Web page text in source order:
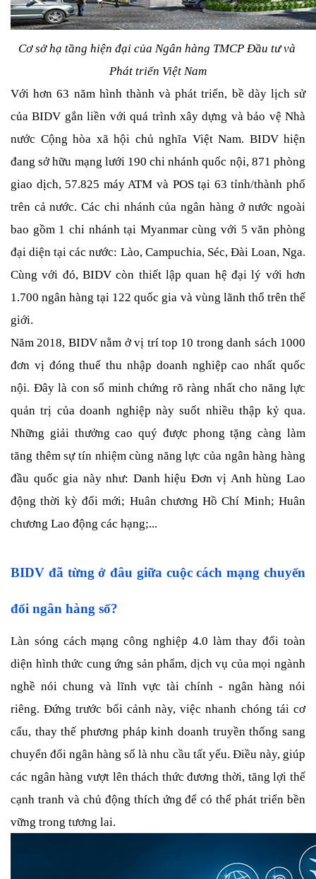
Cơ sở hạ tầng hiện đại của Ngân hàng TMCP Đầu tư và
Phát triển Việt Nam
Với hơn 63 năm hình thành và phát triển, bề dày lịch sử
của BIDV gắn liền với quá trình xây dựng và bảo vệ Nhà
nước Cộng hòa xã hội chủ nghĩa Việt Nam. BIDV hiện
đang sở hữu mạng lưới 190 chi nhánh quốc nội, 871 phòng
giao dịch, 57.825 máy ATM và POS tại 63 tỉnh/thành phố
trên cả nước. Các chi nhánh của ngân hàng ở nước ngoài
bao gồm 1 chi nhánh tại Myanmar cùng với 5 văn phòng
đại diện tại các nước: Lào, Campuchia, Séc, Đài Loan, Nga.
Cùng với đó, BIDV còn thiết lập quan hệ đại lý với hơn
1.700 ngân hàng tại 122 quốc gia và vùng lãnh thổ trên thế
giới.
Năm 2018, BIDV nằm ở vị trí top 10 trong danh sách 1000
đơn vị đóng thuế thu nhập doanh nghiệp cao nhất quốc
nội. Đây là con số minh chứng rõ ràng nhất cho năng lực
quản trị của doanh nghiệp này suốt nhiều thập kỷ qua.
Những giải thưởng cao quý được phong tặng càng làm
tăng thêm sự tín nhiệm cùng năng lực của ngân hàng hàng
đầu quốc gia này như: Danh hiệu Đơn vị Anh hùng Lao
động thời kỳ đổi mới; Huân chương Hồ Chí Minh; Huân
chương Lao động các hạng;...
BIDV đã từng ở đâu giữa cuộc cách mạng chuyển
đổi ngân hàng số?
Làn sóng cách mạng công nghiệp 4.0 làm thay đổi toàn
diện hình thức cung ứng sản phẩm, dịch vụ của mọi ngành
nghề nói chung và lĩnh vực tài chính - ngân hàng nói
riêng. Đứng trước bối cảnh này, việc nhanh chóng tái cơ
cấu, thay thế phương pháp kinh doanh truyền thống sang
chuyển đổi ngân hàng số là nhu cầu tất yếu. Điều này, giúp
các ngân hàng vượt lên thách thức đương thời, tăng lợi thế
cạnh tranh và chủ động thích ứng để có thể phát triển bền
vững trong tương lai.